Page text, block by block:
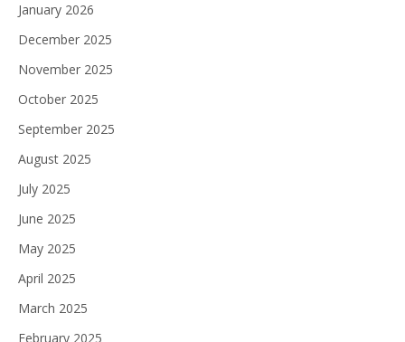
January 2026
December 2025
November 2025
October 2025
September 2025
August 2025
July 2025
June 2025
May 2025
April 2025
March 2025
February 2025